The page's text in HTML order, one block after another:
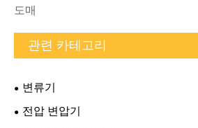
도매
관련 카테고리
변류기
전압 변압기